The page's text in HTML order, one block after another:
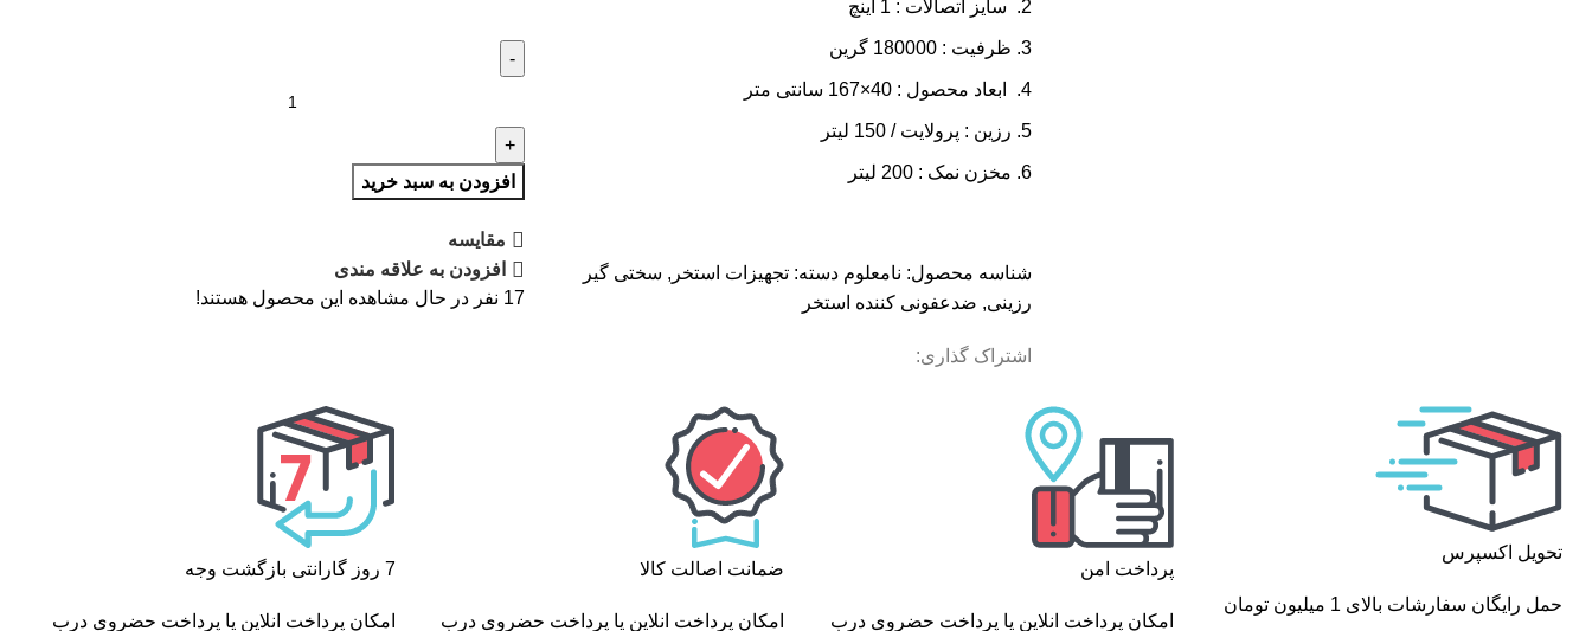
سایز اتصالات : 1 اینچ
ظرفیت : 180000 گرین
ابعاد محصول : 40×167 سانتی متر
رزین : پرولایت / 150 لیتر
مخزن نمک : 200 لیتر
شناسه محصول: نامعلوم دسته: تجهیزات استخر , سختی گیر
رزینی, ضدعفونی کننده استخر
اشتراک گذاری:
افزودن به سبد خرید
مقایسه
افزودن به علاقه مندی
17 نفر در حال مشاهده این محصول هستند!
تحویل اکسپرس
حمل رایگان سفارشات بالای 1 میلیون تومان
پرداخت امن
امکان پرداخت انلاین یا پرداخت حضروی درب
ضمانت اصالت کالا
امکان پرداخت انلاین یا پرداخت حضروی درب
7 روز گارانتی بازگشت وجه
امکان پرداخت انلاین یا پرداخت حضروی درب